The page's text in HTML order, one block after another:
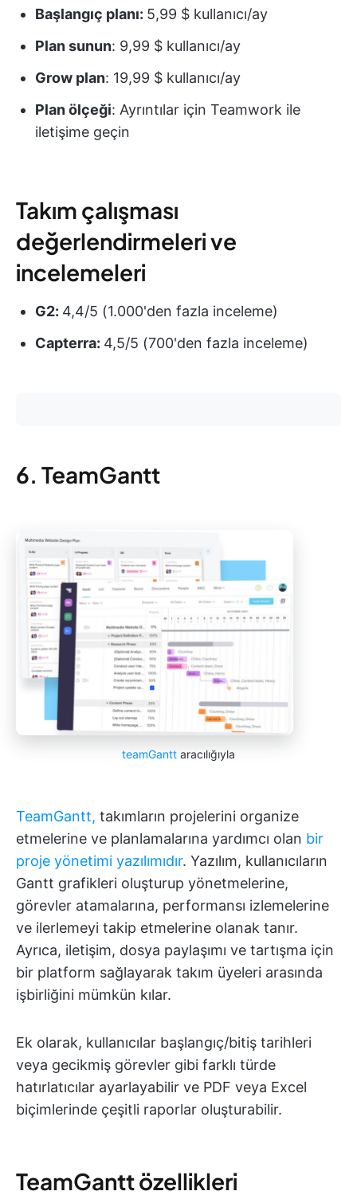
Başlangıç planı: 5,99 $ kullanıcı/ay
Plan sunun: 9,99 $ kullanıcı/ay
Grow plan: 19,99 $ kullanıcı/ay
Plan ölçeği: Ayrıntılar için Teamwork ile
iletişime geçin
Takım çalışması
değerlendirmeleri ve
incelemeleri
G2: 4,4/5 (1.000'den fazla inceleme)
Capterra: 4,5/5 (700'den fazla inceleme)
6. TeamGantt
teamGantt aracılığıyla
TeamGantt, takımların projelerini organize
etmelerine ve planlamalarına yardımcı olan bir
proje yönetimi yazılımıdır. Yazılım, kullanıcıların
Gantt grafikleri oluşturup yönetmelerine,
görevler atamalarına, performansı izlemelerine
ve ilerlemeyi takip etmelerine olanak tanır.
Ayrıca, iletişim, dosya paylaşımı ve tartışma için
bir platform sağlayarak takım üyeleri arasında
işbirliğini mümkün kılar.
Ek olarak, kullanıcılar başlangıç/bitiş tarihleri
veya gecikmiş görevler gibi farklı türde
hatırlatıcılar ayarlayabilir ve PDF veya Excel
biçimlerinde çeşitli raporlar oluşturabilir.
TeamGantt özellikleri